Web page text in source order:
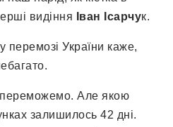
видіння
Іван Ісарчук.
України каже,
переможемо. Але якою
залишилось 42 дні.